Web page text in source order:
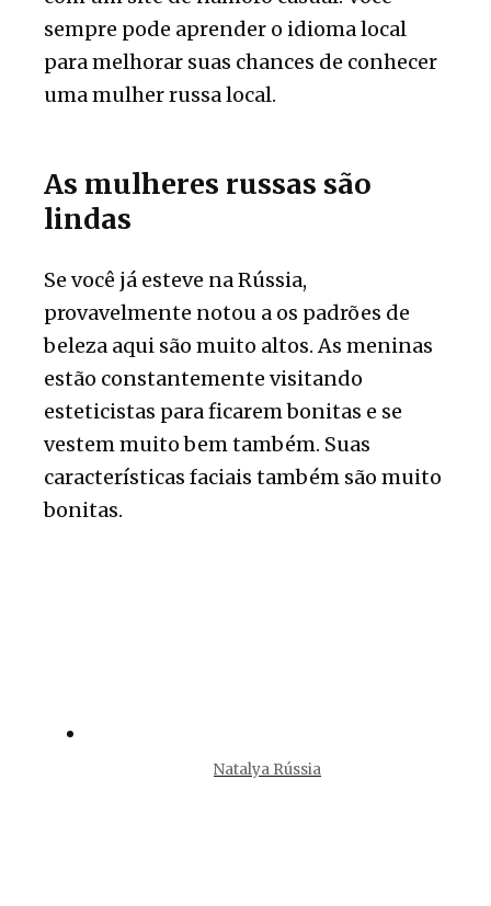
sempre pode aprender o idioma local
para melhorar suas chances de conhecer
uma mulher russa local.
As mulheres russas são
lindas
Se você já esteve na Rússia,
provavelmente notou a os padrões de
beleza aqui são muito altos. As meninas
estão constantemente visitando
esteticistas para ficarem bonitas e se
vestem muito bem também. Suas
características faciais também são muito
bonitas.
Natalya Rússia